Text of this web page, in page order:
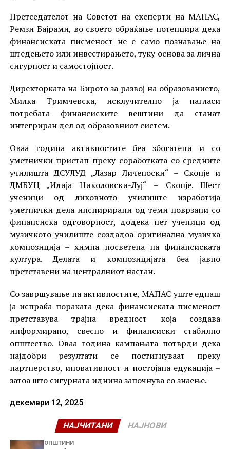
Претседателот на Советот на експерти на МАПАС,
Ремзи Бајрами, во своето обраќање потенцира дека
финансиската писменост не е само познавање на
штедењето или инвестирањето, туку основа за лична
сигурност и самостојност.
Директорката на Бирото за развој на образованието,
Милка Тримчевска, исклучително ја нагласи
потребата финансиските вештини да станат
интегриран дел од образовниот систем.
Оваа година активностите беа збогатени и со
уметнички пристап преку соработката со средните
училишта ДСУЛУД „Лазар Личеноски“ – Скопје и
ДМБУЦ „Илија Николовски-Луј“ – Скопје. Шест
ученици од ликовното училиште изработија
уметнички дела инспирирани од теми поврзани со
финансиска одговорност, додека пет ученици од
музичкото училиште создадоа оригинална музичка
композиција – химна посветена на финансиската
култура. Делата и композицијата беа јавно
претставени на централниот настан.
Со завршување на активностите, МАПАС уште еднаш
ја испраќа пораката дека финансиската писменост
претставува трајна вредност која создава
информирано, свесно и финансиски стабилно
општество. Оваа година кампањата потврди дека
најдобри резултати се постигнуваат преку
партнерство, иновативност и постојана едукација –
затоа што сигурната иднина започнува со знаење.
декември 12, 2025
НАЈЧИТАНИ НАЈНОВИ
ОПШТИНИ